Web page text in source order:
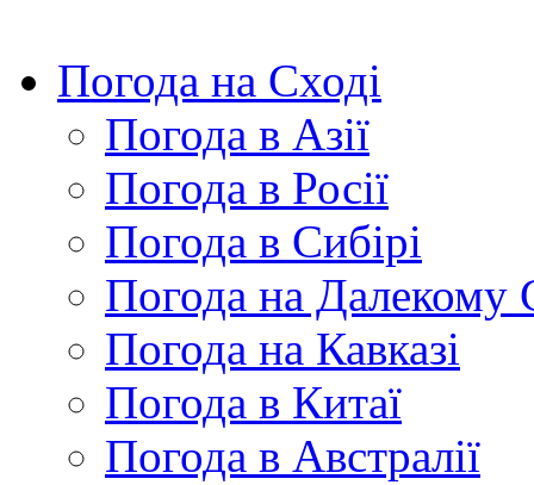
Погода на Сході
Погода в Азії
Погода в Росії
Погода в Сибірі
Погода на Далекому
Погода на Кавказі
Погода в Китаї
Погода в Австралії